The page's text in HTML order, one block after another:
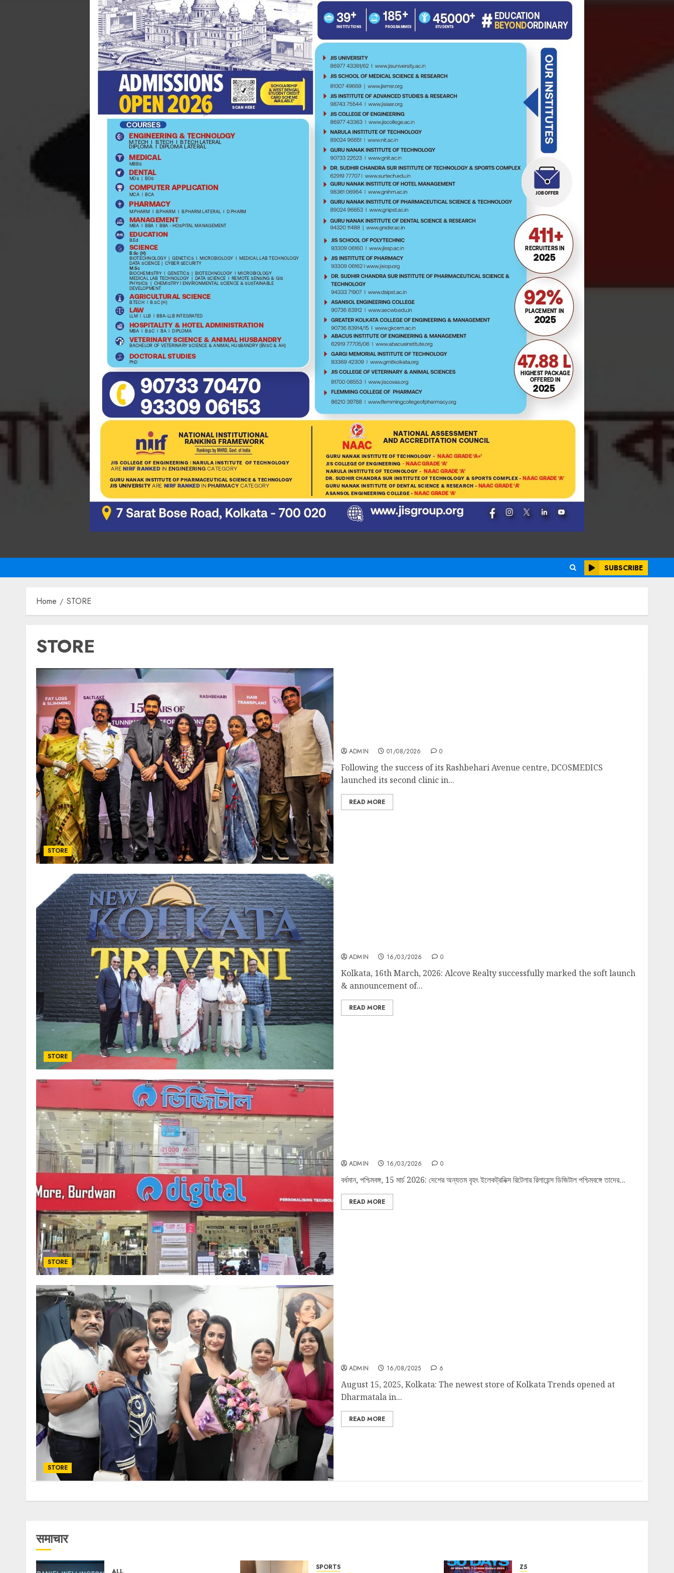
SUBSCRIBE
Home STORE
STORE
STORE
ADMIN 01/08/2026 0
Following the success of its Rashbehari Avenue centre, DCOSMEDICS
launched its second clinic in...
READ MORE
STORE
ADMIN 16/03/2026 0
Kolkata, 16th March, 2026: Alcove Realty successfully marked the soft launch
& announcement of...
READ MORE
STORE
ADMIN 16/03/2026 0
বর্ধমান, পশ্চিমবঙ্গ, 15 মার্চ 2026: দেশের অন্যতম বৃহৎ ইলেকট্রনিক্স রিটেলার রিলায়েন্স ডিজিটাল পশ্চিমবঙ্গে তাদের...
READ MORE
STORE
ADMIN 16/08/2025 6
August 15, 2025, Kolkata: The newest store of Kolkata Trends opened at
Dharmatala in...
READ MORE
समाचार
SPORTS Z5